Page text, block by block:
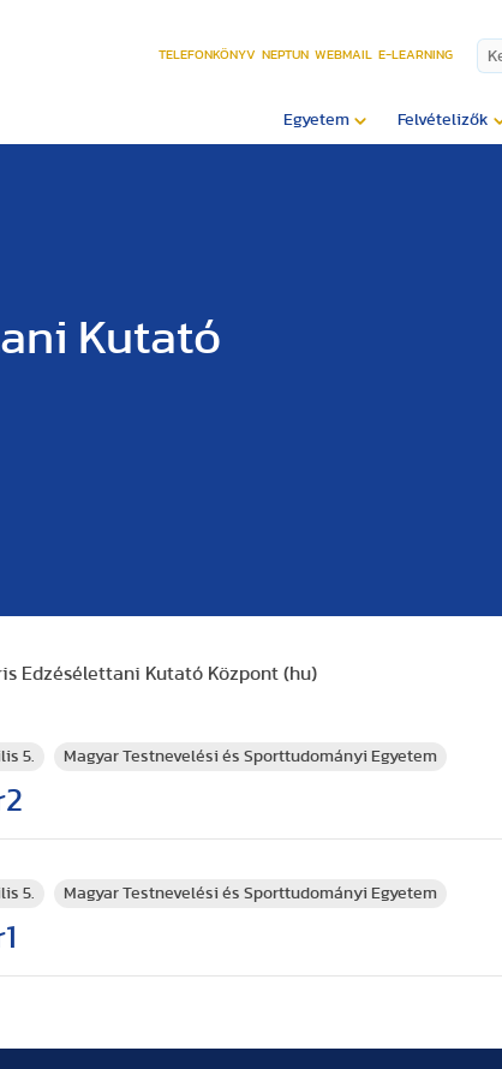
TELEFONKÖNYV NEPTUN WEBMAIL E-LEARNING
Egyetem Felvételizők
Kutató
Edzésélettani Kutató Központ (hu)
5. Magyar Testnevelési és Sporttudományi Egyetem
5. Magyar Testnevelési és Sporttudományi Egyetem